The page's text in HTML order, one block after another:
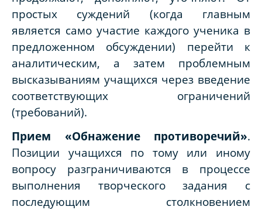
простых суждений (когда главным
является само участие каждого ученика в
предложенном обсуждении) перейти к
аналитическим, а затем проблемным
высказываниям учащихся через введение
соответствующих ограничений
(требований).
Прием «Обнажение противоречий».
Позиции учащихся по тому или иному
вопросу разграничиваются в процессе
выполнения творческого задания с
последующим столкновением